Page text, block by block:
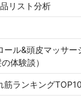
リスト分析
ール&頭皮マッサー
体験談）
筋ランキング